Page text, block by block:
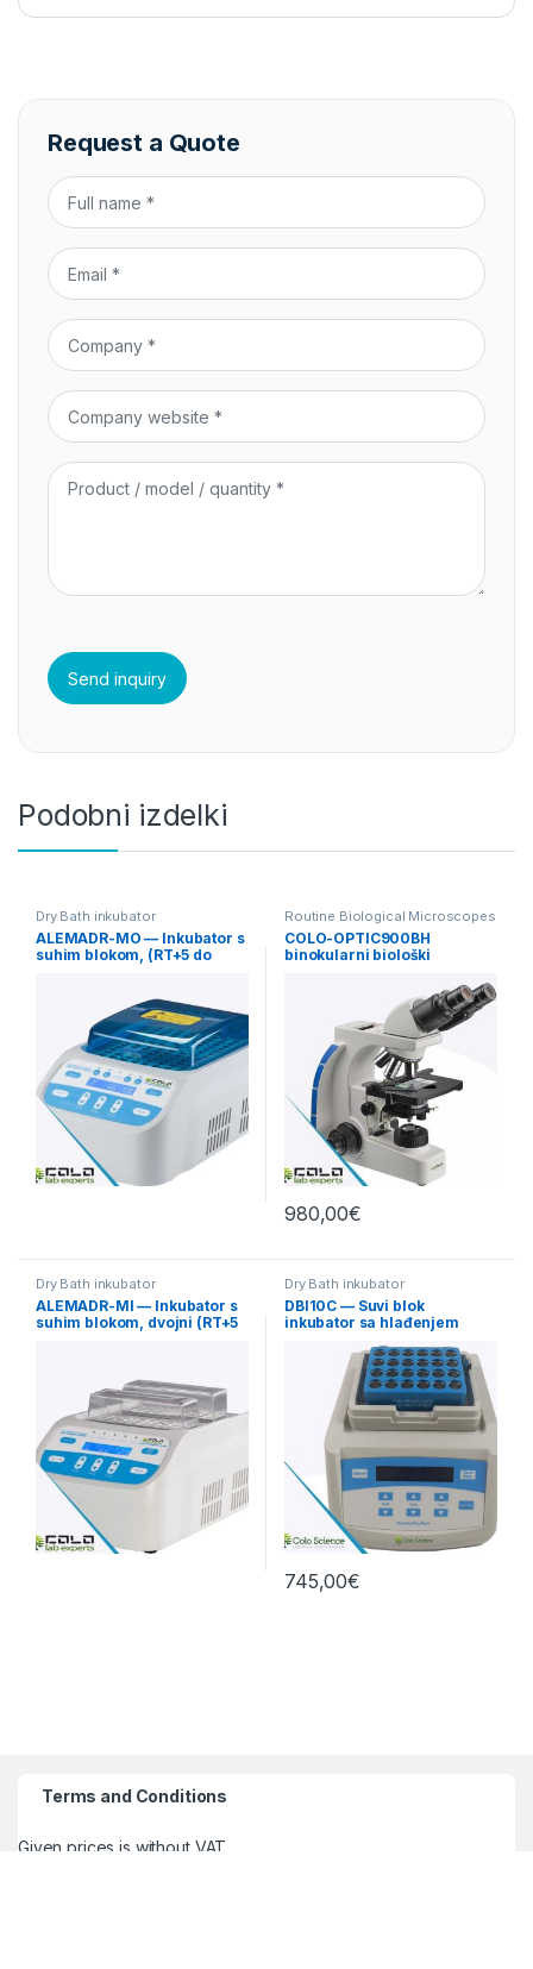
Request a Quote
Podobni izdelki
Dry Bath inkubator
ALEMADR-MO — Inkubator s
suhim blokom, (RT+5 do
Routine Biological Microscopes
COLO-OPTIC900BH
binokularni biološki
980,00€
Dry Bath inkubator
ALEMADR-MI — Inkubator s
suhim blokom, dvojni (RT+5
Dry Bath inkubator
DBI10C — Suvi blok
inkubator sa hlađenjem
745,00€
Terms and Conditions
Given prices is without VAT